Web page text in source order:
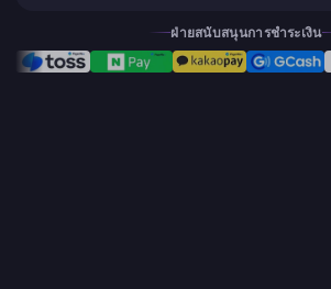
ฝ่ายสนับสนุนการชำระเงิน